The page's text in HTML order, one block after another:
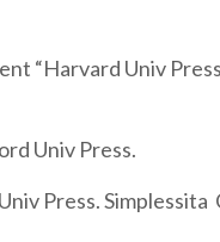
“Harvard Univ
Univ Press.
Press. Simplessita